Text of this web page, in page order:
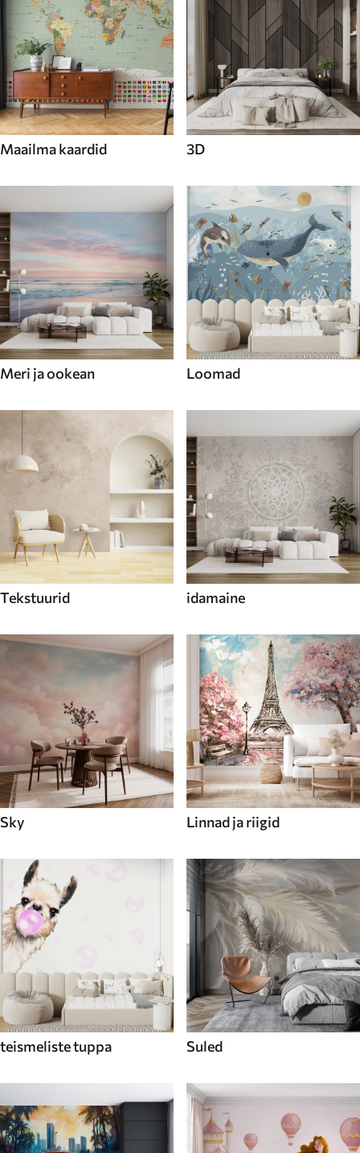
Maailma kaardid 3D
Meri ja ookean Loomad
Tekstuurid idamaine
Sky Linnad ja riigid
teismeliste tuppa Suled